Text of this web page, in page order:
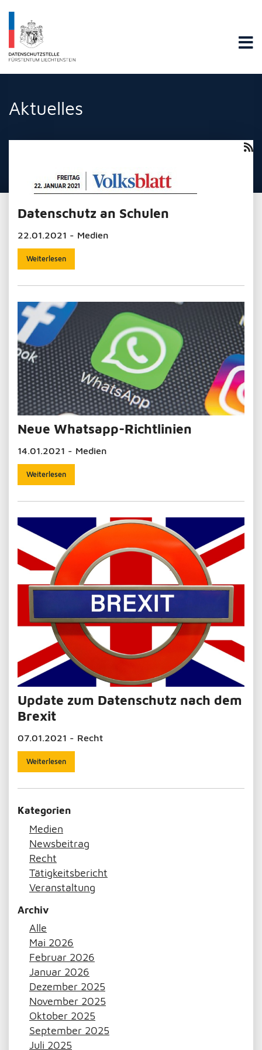
Datenschutzstelle Fürstentums Liechtenstein
Aktuelles
Datenschutz an Schulen
22.01.2021 - Medien
Weiterlesen
Neue Whatsapp-Richtlinien
14.01.2021 - Medien
Weiterlesen
Update zum Datenschutz nach dem
Brexit
07.01.2021 - Recht
Weiterlesen
Kategorien
Medien
Newsbeitrag
Recht
Tätigkeitsbericht
Veranstaltung
Archiv
Alle
Mai 2026
Februar 2026
Januar 2026
Dezember 2025
November 2025
Oktober 2025
September 2025
Juli 2025